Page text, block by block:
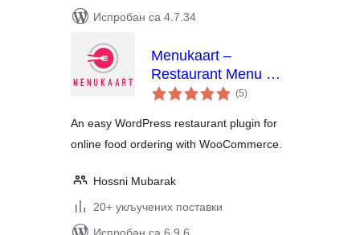
Испробан са 4.7.34
Menukaart –
Restaurant Menu &
Online Ordering with
(5укупних
оцена
)
An easy WordPress restaurant plugin for
online food ordering with WooCommerce.
Hossni Mubarak
20+ укључених поставки